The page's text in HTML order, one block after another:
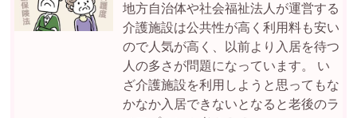
地方自治体や社会福祉法人が運営する
介護施設は公共性が高く利用料も安い
ので人気が高く、以前より入居を待つ
人の多さが問題になっています。 い
ざ介護施設を利用しようと思ってもな
かなか入居できないとなると老後のラ